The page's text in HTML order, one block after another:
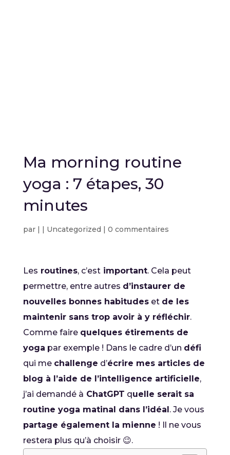
Ma morning routine
yoga : 7 étapes, 30
minutes
par | | Uncategorized | 0 commentaires
Les routines, c’estimportant. Cela peut
permettre, entre autres d’instaurer de
nouvelles bonnes habitudeset de les
maintenir sans trop avoir à y réfléchir.
Comme faire quelques étirements de
yoga par exemple ! Dans le cadre d’un défi
qui me challenge d’écrire mes articles de
blog à l’aide de l’intelligence artificielle,
j’ai demandé à ChatGPT quelle serait sa
routine yoga matinal dans l’idéal. Je vous
partage également la mienne ! Il ne vous
restera plus qu’à choisir 😉.